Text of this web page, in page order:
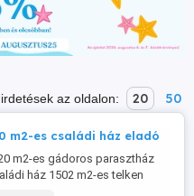
az oldalon: 20 50
m2-es családi ház eladó
m2-es gádoros parasztház
ház 1502 m2-es telken